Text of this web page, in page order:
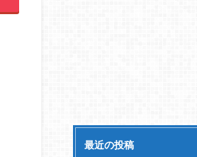
最近の投稿